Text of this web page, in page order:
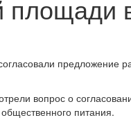
предложение
вопрос о
питания.